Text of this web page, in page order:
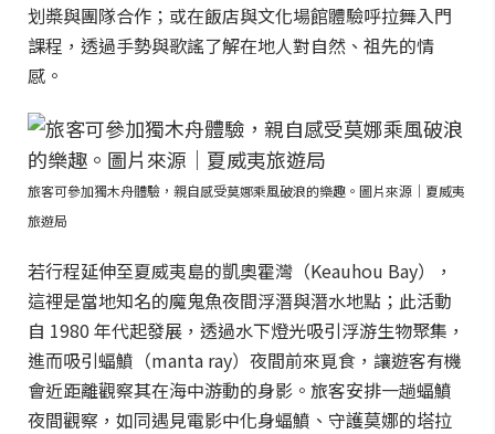
划槳與團隊合作；或在飯店與文化場館體驗呼拉舞入門
課程，透過手勢與歌謠了解在地人對自然、祖先的情
感。
旅客可參加獨木舟體驗，親自感受莫娜乘風破浪的樂趣。圖片來源｜夏威夷
旅遊局
若行程延伸至夏威夷島的凱奧霍灣（Keauhou Bay），
這裡是當地知名的魔鬼魚夜間浮潛與潛水地點；此活動
自 1980 年代起發展，透過水下燈光吸引浮游生物聚集，
進而吸引蝠鱝（manta ray）夜間前來覓食，讓遊客有機
會近距離觀察其在海中游動的身影。旅客安排一趟蝠鱝
夜間觀察，如同遇見電影中化身蝠鱝、守護莫娜的塔拉